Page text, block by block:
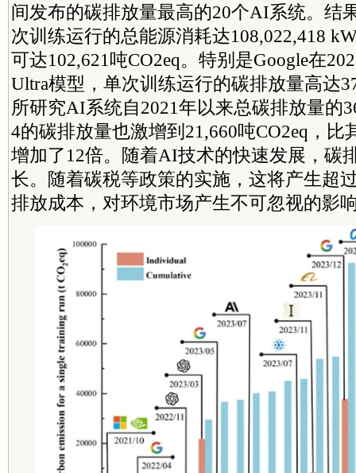
间发布的碳排放量最高的20个AI系统。结
次训练运行的总能源消耗达108,022,418
可达102,621吨CO2eq。特别是Google在
Ultra模型，单次训练运行的碳排放量高达
所研究AI系统自2021年以来总碳排放量的
4的碳排放量也激增到21,660吨CO2eq，比
增加了12倍。随着AI技术的快速发展，碳
长。随着碳税等政策的实施，这将产生超
排放成本，对环境市场产生不可忽视的影